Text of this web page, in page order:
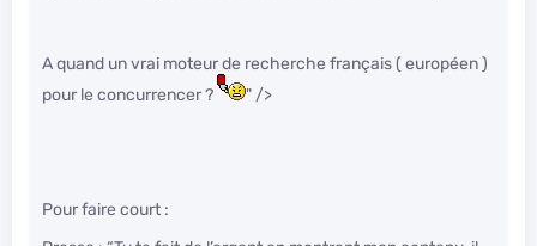
A quand un vrai moteur de recherche français ( européen )
pour le concurrencer ?
" />
Pour faire court :